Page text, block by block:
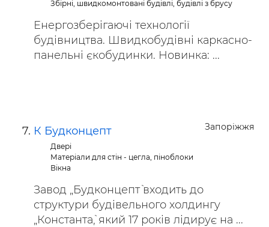
Збірні, швидкомонтовані будівлі, будівлі з брусу
Енергозберігаючі технології
будівництва. Швидкобудівні каркасно-
панельні єкобудинки. Новинка: ...
Запоріжжя
К Будконцепт
Двері
Матеріали для стін - цегла, піноблоки
Вікна
Завод „Будконцепт` входить до
структури будівельного холдингу
„Константа`, який 17 років лідирує на ...